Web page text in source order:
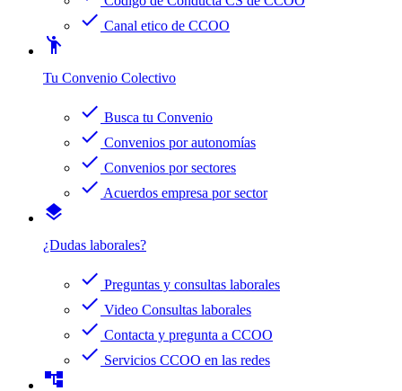
check Canal etico de CCOO
emoji_people
Tu Convenio Colectivo
check Busca tu Convenio
check Convenios por autonomías
check Convenios por sectores
check Acuerdos empresa por sector
layers
¿Dudas laborales?
check Preguntas y consultas laborales
check Video Consultas laborales
check Contacta y pregunta a CCOO
check Servicios CCOO en las redes
account_tree